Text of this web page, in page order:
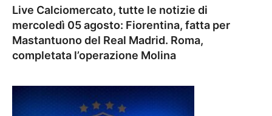
Live Calciomercato, tutte le notizie di
mercoledì 05 agosto: Fiorentina, fatta per
Mastantuono del Real Madrid. Roma,
completata l’operazione Molina